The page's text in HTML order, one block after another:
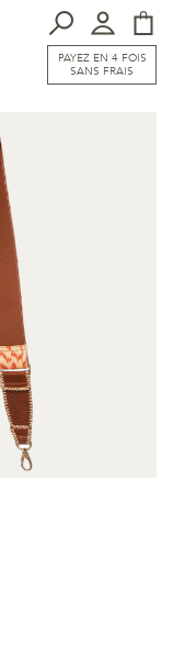
PAYEZ EN 4 FOIS
SANS FRAIS